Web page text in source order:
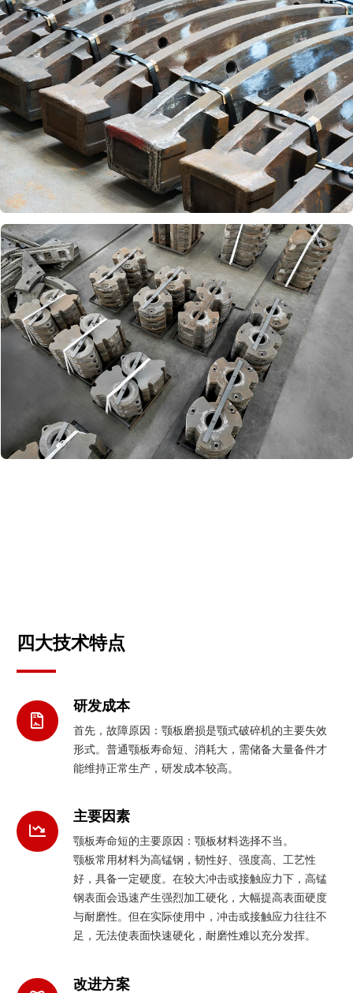
四大技术特点
研发成本
首先，故障原因：颚板磨损是颚式破碎机的主要失效
形式。普通颚板寿命短、消耗大，需储备大量备件才
能维持正常生产，研发成本较高。
主要因素
颚板寿命短的主要原因：颚板材料选择不当。
颚板常用材料为高锰钢，韧性好、强度高、工艺性
好，具备一定硬度。在较大冲击或接触应力下，高锰
钢表面会迅速产生强烈加工硬化，大幅提高表面硬度
与耐磨性。但在实际使用中，冲击或接触应力往往不
足，无法使表面快速硬化，耐磨性难以充分发挥。
改进方案